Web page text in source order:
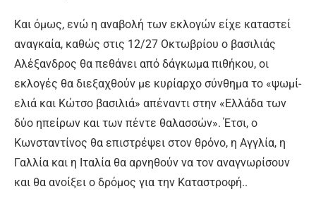
Και όμως, ενώ η αναβολή των εκλογών είχε καταστεί
αναγκαία, καθώς στις 12/27 Οκτωβρίου ο βασιλιάς
Αλέξανδρος θα πεθάνει από δάγκωμα πιθήκου, οι
εκλογές θα διεξαχθούν με κυρίαρχο σύνθημα το «ψωμί-
ελιά και Κώτσο βασιλιά» απέναντι στην «Ελλάδα των
δύο ηπείρων και των πέντε θαλασσών». Έτσι, ο
Κωνσταντίνος θα επιστρέψει στον θρόνο, η Αγγλία, η
Γαλλία και η Ιταλία θα αρνηθούν να τον αναγνωρίσουν
και θα ανοίξει ο δρόμος για την Καταστροφή..